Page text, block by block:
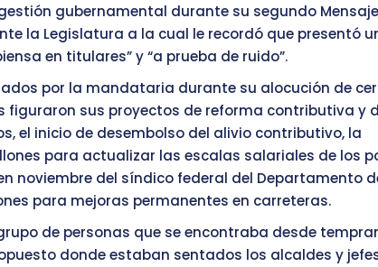
gubernamental durante su segundo
la Legislatura a la cual le recordó que presentó
en titulares” y “a prueba de ruido”.
por la mandataria durante su alocución de
figuraron sus proyectos de reforma contributiva y
el inicio de desembolso del alivio contributivo, la
para actualizar las escalas salariales de los
noviembre del síndico federal del Departamento
para mejoras permanentes en carreteras.
de personas que se encontraba desde
donde estaban sentados los alcaldes y